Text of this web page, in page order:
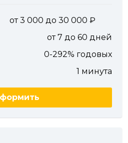
от 3 000 до 30 000
от 7 до 60 дней
0-292% годовых
1 минута